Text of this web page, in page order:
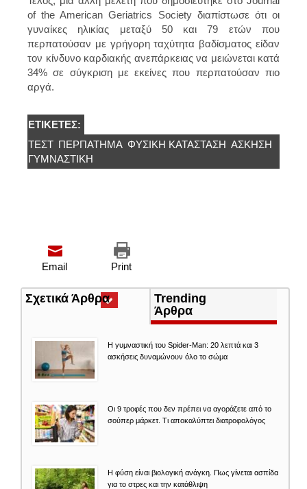
of the American Geriatrics Society διαπίστωσε ότι οι
γυναίκες ηλικίας μεταξύ 50 και 79 ετών που
περπατούσαν με γρήγορη ταχύτητα βαδίσματος είδαν
τον κίνδυνο καρδιακής ανεπάρκειας να μειώνεται κατά
34% σε σύγκριση με εκείνες που περπατούσαν πιο
αργά.
ΕΤΙΚΈΤΕΣ:
ΤΕΣΤ ΠΕΡΠΆΤΗΜΑ ΦΥΣΙΚΉ ΚΑΤΆΣΤΑΣΗ ΆΣΚΗΣΗ
ΓΥΜΝΑΣΤΙΚΗ
Print
Email
Σχετικά Άρθρα(ενεργή
καρτέλα)
Trending
Άρθρα
Η γυμναστική του Spider-Man: 20 λεπτά και 3
ασκήσεις δυναμώνουν όλο το σώμα
Οι 9 τροφές που δεν πρέπει να αγοράζετε από το
σούπερ μάρκετ. Τι αποκαλύπτει διατροφολόγος
Η φύση είναι βιολογική ανάγκη. Πως γίνεται ασπίδα
για το στρες και την κατάθλιψη